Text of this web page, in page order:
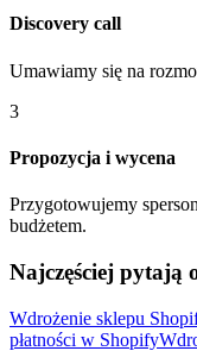
Discovery call
Umawiamy się na
3
Propozycja i wycena
Przygotowujemy
budżetem.
Najczęściej pytają
Wdrożenie sklepu
płatności w Shopify